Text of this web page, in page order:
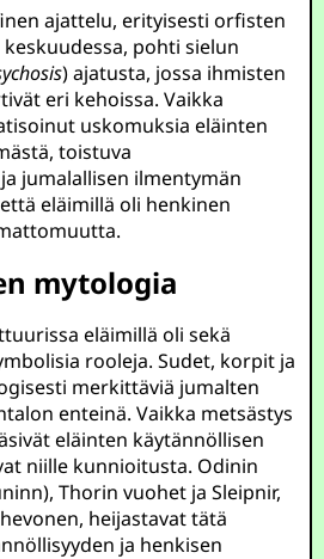
ajattelu, erityisesti orfisten
pohti sielun
) ajatusta, jossa ihmisten
eri kehoissa. Vaikka
uskomuksia eläinten
toistuva
jumalallisen ilmentymän
eläimillä oli henkinen
mytologia
eläimillä oli sekä
rooleja. Sudet, korpit ja
merkittäviä jumalten
enteinä. Vaikka metsästys
eläinten käytännöllisen
niille kunnioitusta. Odinin
Thorin vuohet ja Sleipnir,
heijastavat tätä
ja henkisen